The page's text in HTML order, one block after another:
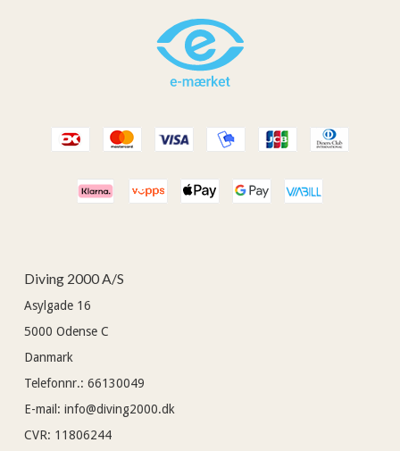
Diving 2000 A/S
Asylgade 16
5000 Odense C
Danmark
Telefonnr.: 66130049
E-mail : info@diving2000.dk
CVR: 11806244